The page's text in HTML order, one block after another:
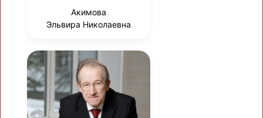
Акимова
Эльвира Николаевна